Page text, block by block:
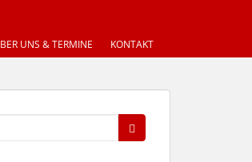
UNS & TERMINE KONTAKT